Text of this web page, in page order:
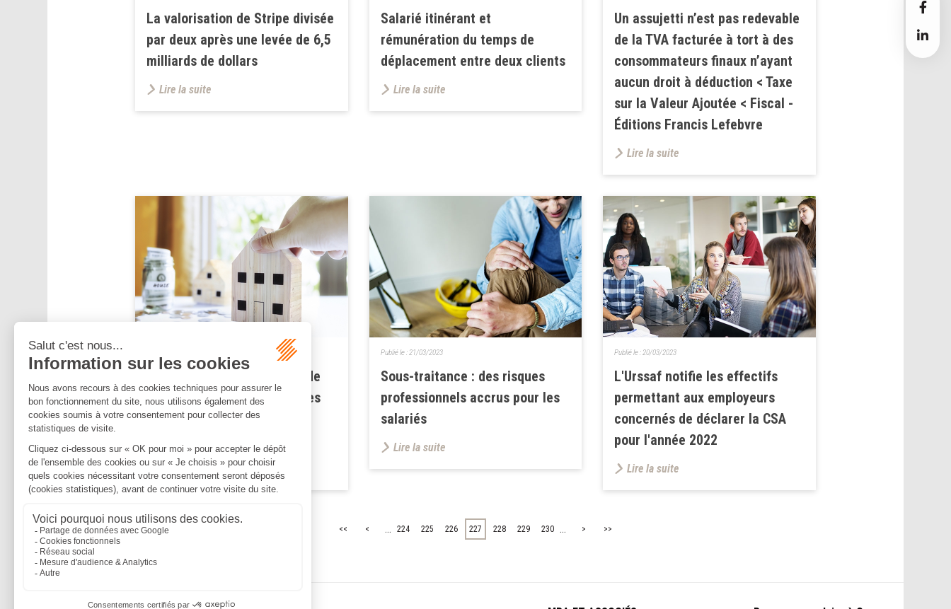
La valorisation de Stripe divisée
par deux après une levée de 6,5
milliards de dollars
Lire la suite
Salarié itinérant et
rémunération du temps de
déplacement entre deux clients
Lire la suite
Un assujetti n’est pas redevable
de la TVA facturée à tort à des
consommateurs finaux n’ayant
aucun droit à déduction < Taxe
sur la Valeur Ajoutée < Fiscal -
Éditions Francis Lefebvre
Lire la suite
Les plafonds d'exonération de
CVAE dans les zones urbaines
en difficulté sont fixés pour
Lire la suite
Sous-traitance : des risques
professionnels accrus pour les
salariés
Publié le :21/03/2023
Lire la suite
L'Urssaf notifie les effectifs
permettant aux employeurs
concernés de déclarer la CSA
pour l'année 2022
Publié le :20/03/2023
Lire la suite
<< < ... 224 225 226 227 228 229 230 ... > >>